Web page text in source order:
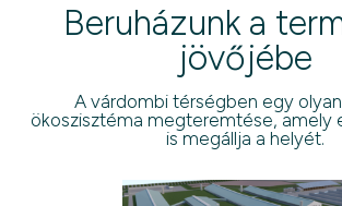
Beruházunk a
jövőjébe
A várdombi térségben egy
ökoszisztéma megteremtése, amely
is megállja a helyét.